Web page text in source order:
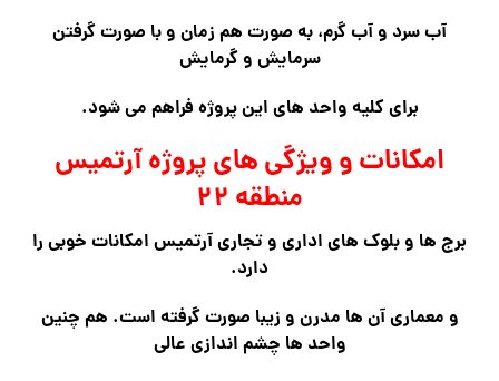
آب سرد و آب گرم، به صورت هم زمان و با صورت گرفتن
سرمایش و گرمایش
برای کلیه واحد های این پروژه فراهم می شود.
امکانات و ویژگی های پروژه آرتمیس
منطقه ۲۲
برج ها و بلوک های اداری و تجاری آرتمیس امکانات خوبی را
دارد.
و معماری آن ها مدرن و زیبا صورت گرفته است. هم چنین
واحد ها چشم اندازی عالی